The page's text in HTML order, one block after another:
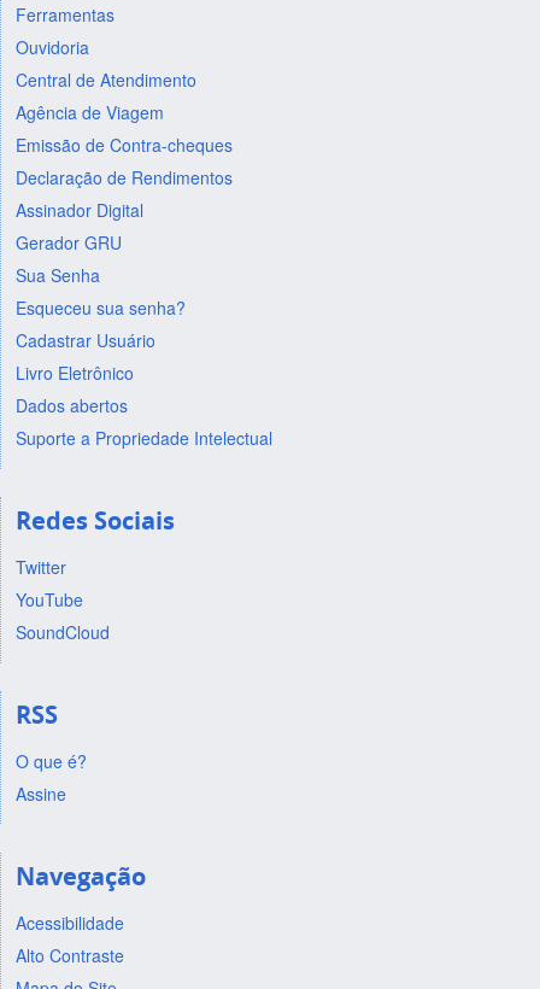
Ferramentas
Ouvidoria
Central de Atendimento
Agência de Viagem
Emissão de Contra-cheques
Declaração de Rendimentos
Assinador Digital
Gerador GRU
Sua Senha
Esqueceu sua senha?
Cadastrar Usuário
Livro Eletrônico
Dados abertos
Suporte a Propriedade Intelectual
Redes Sociais
Twitter
YouTube
SoundCloud
RSS
O que é?
Assine
Navegação
Acessibilidade
Alto Contraste